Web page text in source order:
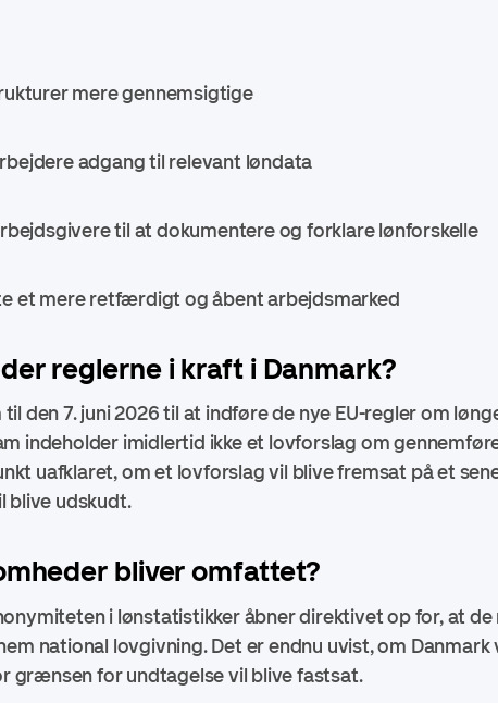
mere gennemsigtige
adgang til relevant løndata
til at dokumentere og forklare lønforskelle
mere retfærdigt og åbent arbejdsmarked
reglerne i kraft i Danmark?
den 7. juni 2026 til at indføre de nye EU-regler om
indeholder imidlertid ikke et lovforslag om
uafklaret, om et lovforslag vil blive fremsat på et
blive udskudt.
bliver omfattet?
i lønstatistikker åbner direktivet op for, at
national lovgivning. Det er endnu uvist, om
grænsen for undtagelse vil blive fastsat.